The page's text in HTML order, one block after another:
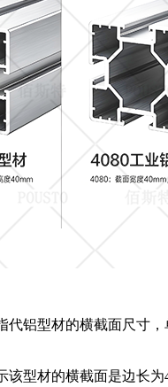
代铝型材的横截面尺寸，
该型材的横截面是边长为